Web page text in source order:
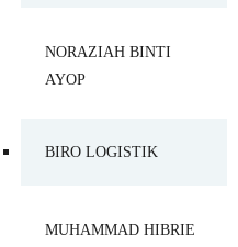
NORAZIAH BINTI
AYOP
BIRO LOGISTIK
MUHAMMAD HIBRIE